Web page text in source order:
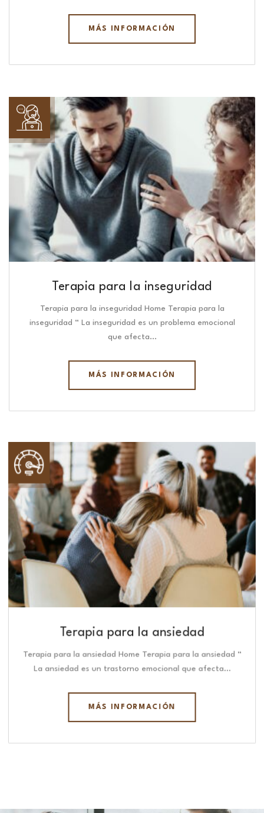
MÁS INFORMACIÓN
Terapia para la inseguridad
Terapia para la inseguridad Home Terapia para la
inseguridad “ La inseguridad es un problema emocional
que afecta…
MÁS INFORMACIÓN
Terapia para la ansiedad
Terapia para la ansiedad Home Terapia para la ansiedad “
La ansiedad es un trastorno emocional que afecta…
MÁS INFORMACIÓN